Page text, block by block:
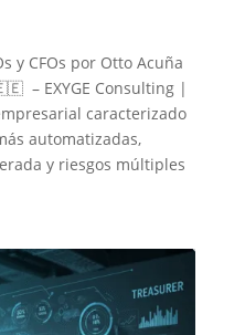
y CFOs por Otto Acuña
– EXYGE Consulting |
caracterizado
automatizadas,
y riesgos múltiples